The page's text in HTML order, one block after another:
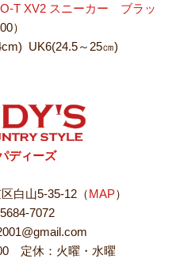
T XV2 スニーカー ブラッ
）
UK6(24.5～25㎝)
ディーズ
白山5-35-12（MAP）
7072
定休：火曜・水曜